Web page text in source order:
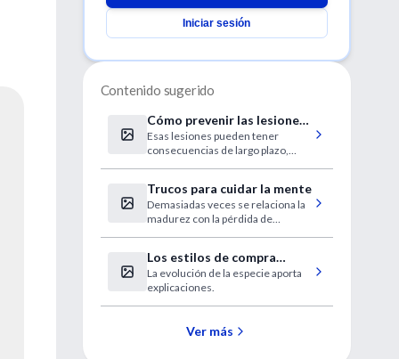
Iniciar sesión
Contenido sugerido
Cómo prevenir las lesiones
de rodilla en las jugadoras
de fútbol
Esas lesiones pueden tener
consecuencias de largo plazo,
Trucos para cuidar la mente
Demasiadas veces se relaciona la
madurez con la pérdida de
del cerebro como Tony Buzan
aseguran que no tiene por qué ser
así.
Los estilos de compra
masculino y femenino
La evolución de la especie aporta
explicaciones.
Ver más